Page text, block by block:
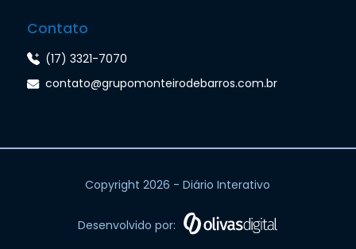
Contato
(17) 3321-7070
contato@grupomonteirodebarros.com.br
Copyright 2026 - Diário Interativo
Desenvolvido por: